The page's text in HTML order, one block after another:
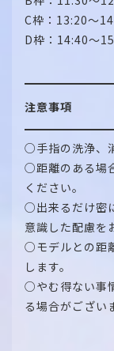
C枠：13:20～
D枠：14:40～
注意事項
○手指の洗浄、
○距離のある場
ください。
○出来るだけ密
意識した配慮を
○モデルとの距
します。
○やむ得ない事
る場合がござい